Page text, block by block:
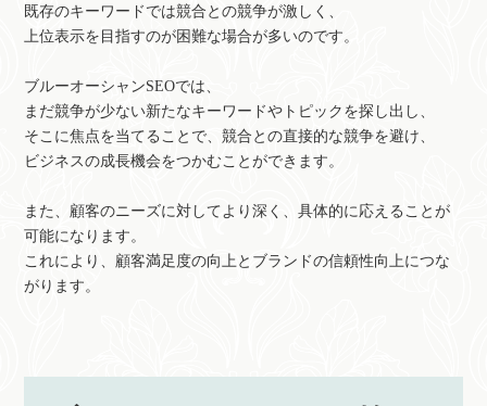
既存のキーワードでは競合との競争が激しく、
上位表示を目指すのが困難な場合が多いのです。
ブルーオーシャンSEOでは、
まだ競争が少ない新たなキーワードやトピックを探し出し、
そこに焦点を当てることで、競合との直接的な競争を避け、
ビジネスの成長機会をつかむことができます。
また、顧客のニーズに対してより深く、具体的に応えることが
可能になります。
これにより、顧客満足度の向上とブランドの信頼性向上につな
がります。